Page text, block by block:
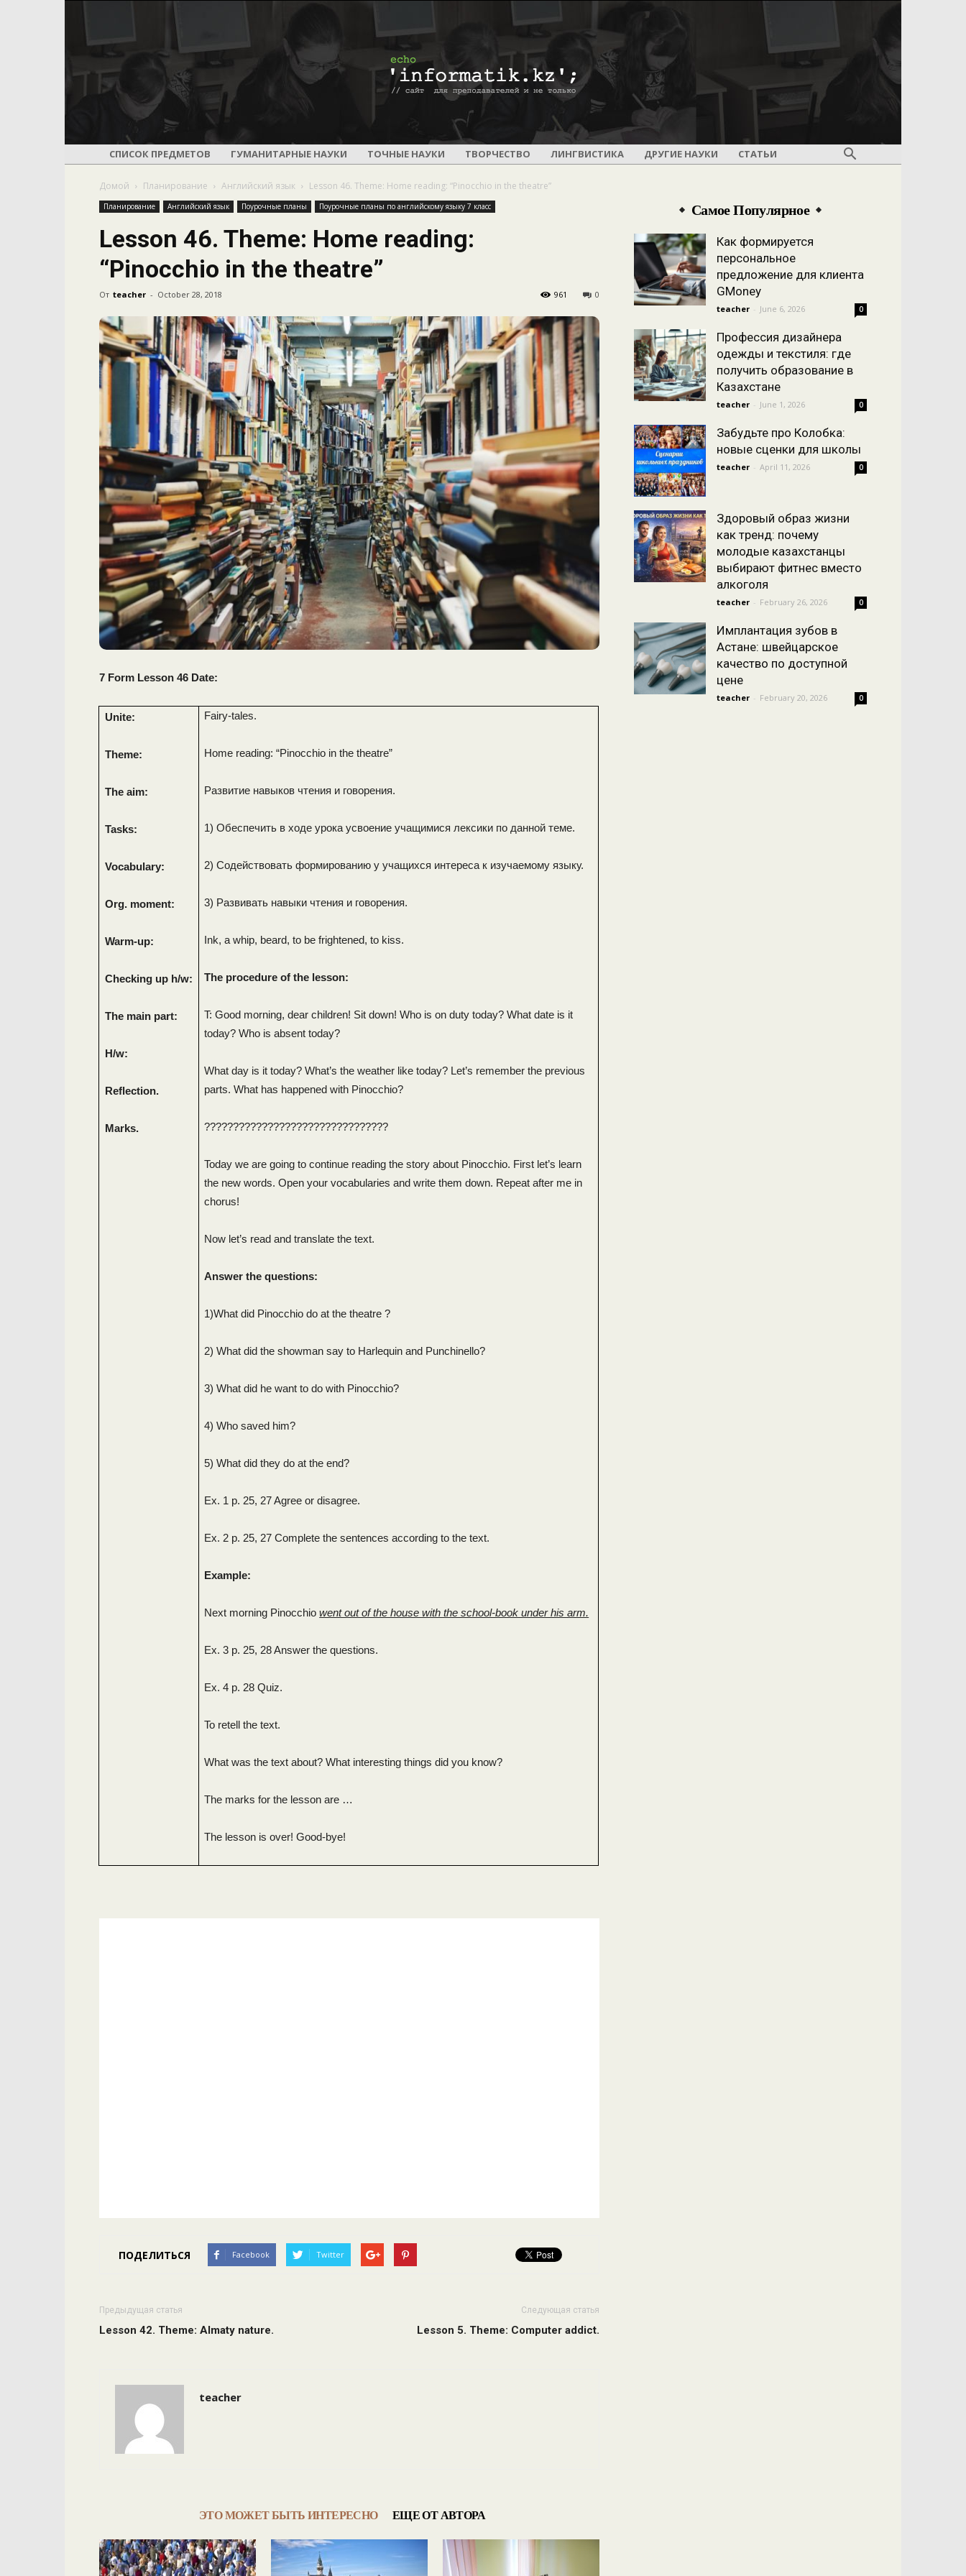
ПОУРОЧНОЕ
КАЛЕНДАРНОЕ
ПЛАНИРОВАНИЕ
УРОКОВ
СПИСОК ПРЕДМЕТОВ ГУМАНИТАРНЫЕ НАУКИ ТОЧНЫЕ НАУКИ ТВОРЧЕСТВО ЛИНГВИСТИКА ДРУГИЕ НАУКИ СТАТЬИ
Домой Планирование Английский язык Lesson 46. Theme: Home reading: “Pinocchio in the theatre”
Планирование Английский язык Поурочные планы Поурочные планы по английскому языку 7 класс
Lesson 46. Theme: Home reading:
“Pinocchio in the theatre”
От teacher - October 28, 2018 0
961
7 Form Lesson 46 Date:
Unite:
Theme:
The aim:
Tasks:
Vocabulary:
Org. moment:
Warm-up:
Checking up h/w:
The main part:
H/w:
Reflection.
Marks.
Fairy-tales.
Home reading: “Pinocchio in the theatre”
Развитие навыков чтения и говорения.
1) Обеспечить в ходе урока усвоение учащимися лексики по данной теме.
2) Содействовать формированию у учащихся интереса к изучаемому языку.
3) Развивать навыки чтения и говорения.
Ink, a whip, beard, to be frightened, to kiss.
The procedure of the lesson:
T: Good morning, dear children! Sit down! Who is on duty today? What date is it
today? Who is absent today?
What day is it today? What’s the weather like today? Let’s remember the previous
parts. What has happened with Pinocchio?
????????????????????????????????
Today we are going to continue reading the story about Pinocchio. First let’s learn
the new words. Open your vocabularies and write them down. Repeat after me in
chorus!
Now let’s read and translate the text.
Answer the questions:
1)What did Pinocchio do at the theatre ?
2) What did the showman say to Harlequin and Punchinello?
3) What did he want to do with Pinocchio?
4) Who saved him?
5) What did they do at the end?
Ex. 1 p. 25, 27 Agree or disagree.
Ex. 2 p. 25, 27 Complete the sentences according to the text.
Example:
Next morning Pinocchiowent out of the house with the school-book under his arm.
Ex. 3 p. 25, 28 Answer the questions.
Ex. 4 p. 28 Quiz.
To retell the text.
What was the text about? What interesting things did you know?
The marks for the lesson are …
The lesson is over! Good-bye!
ПОДЕЛИТЬСЯ Facebook Twitter
Предыдущая статья
Lesson 42. Theme: Almaty nature.
Следующая статья
Lesson 5. Theme: Computer addict.
teacher
ЭТО МОЖЕТ БЫТЬ ИНТЕРЕСНО ЕЩЕ ОТ АВТОРА
Самое Популярное
Как формируется
персональное
предложение для клиента
GMoney
teacher - June 6, 2026 0
Профессия дизайнера
одежды и текстиля: где
получить образование в
Казахстане
teacher - June 1, 2026 0
Забудьте про Колобка:
новые сценки для школы
teacher - April 11, 2026 0
Здоровый образ жизни
как тренд: почему
молодые казахстанцы
выбирают фитнес вместо
алкоголя
teacher - February 26, 2026 0
Имплантация зубов в
Астане: швейцарское
качество по доступной
цене
teacher - February 20, 2026 0